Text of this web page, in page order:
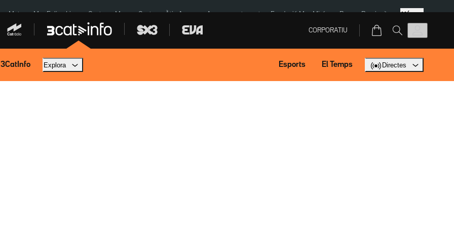
a Meta Mor Felipe Lipe Ceuta Menors Ceuta Àtic Ayuso Aparcament agost Fundació Mas Miró eBay Perpinyà Més
CORPORATIU
3CatInfo Explora Esports El Temps Directes